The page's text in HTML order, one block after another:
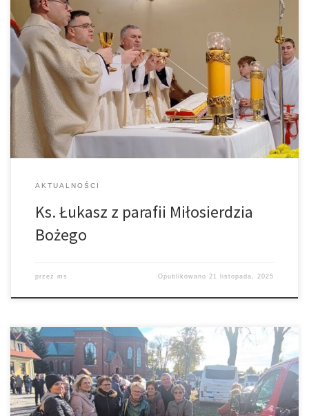
21 listopada gościł u nas Ks. Łukasz z parafii Miłosierdzia Bożego,
który wygłosił Słowo Boże. Przywiózł również relikwie Św. S.
Faustyny. To kolejne nasze comiesięczne nabożeństwo, w czasie
którego chcemy zgłębiać wielkie Miłosierdzie Boga i
przygotowywać się do sprowadzenia relikwii Św. S. Faustyny do
naszej parafii.
AKTUALNOŚCI
Ks. Łukasz z parafii Miłosierdzia
Bożego
przez ms Opublikowano 21 listopada, 2025
Około 2 tysięcy osób, w tym również przedstawiciele naszych Róż
Różańcowych, przyjechało do Chorzelowa na Diecezjalne
Spotkanie Róż Żywego Różańca. W Sanktuarium Matki Bożej